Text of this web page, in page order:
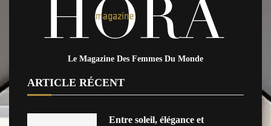
Le Magazine Des Femmes Du Monde
ARTICLE RÉCENT
Entre soleil, élégance et